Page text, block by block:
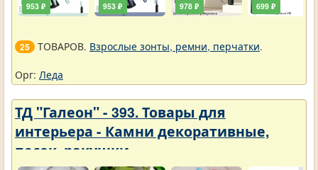
953 ₽ 953 ₽ 978 ₽ 699 ₽
25 ТОВАРОВ. Взрослые зонты, ремни, перчатки.
Орг: Леда
ТД "Галеон" - 393. Товары для
интерьера - Камни декоративные,
песок, ракушки